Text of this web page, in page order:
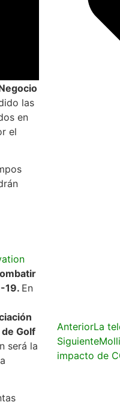
las
en
el
19. En
Golf
será la
AnteriorLa
Siguiente
impacto de